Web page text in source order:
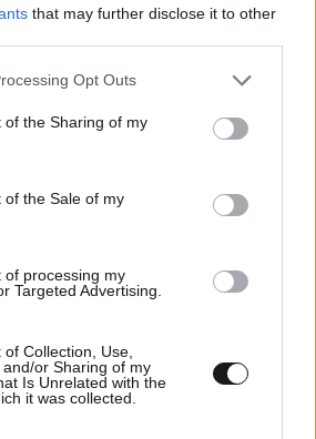
that may further disclose it to other
app uses one or more Google
or usage behaviour. You may click to
to Google and its third-party tags to
specified purposes in below Google
Opt Outs
of the Sharing of my
of the Sale of my
of processing my
Targeted Advertising.
Collection, Use,
or Sharing of my
Is Unrelated with the
it was collected.
Βασιλειάδη: «Καμία στιγμή